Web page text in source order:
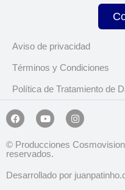
Aviso de privacidad
Términos y Condiciones
Política de Tratamiento de
© Producciones
reservados.
Desarrollado por